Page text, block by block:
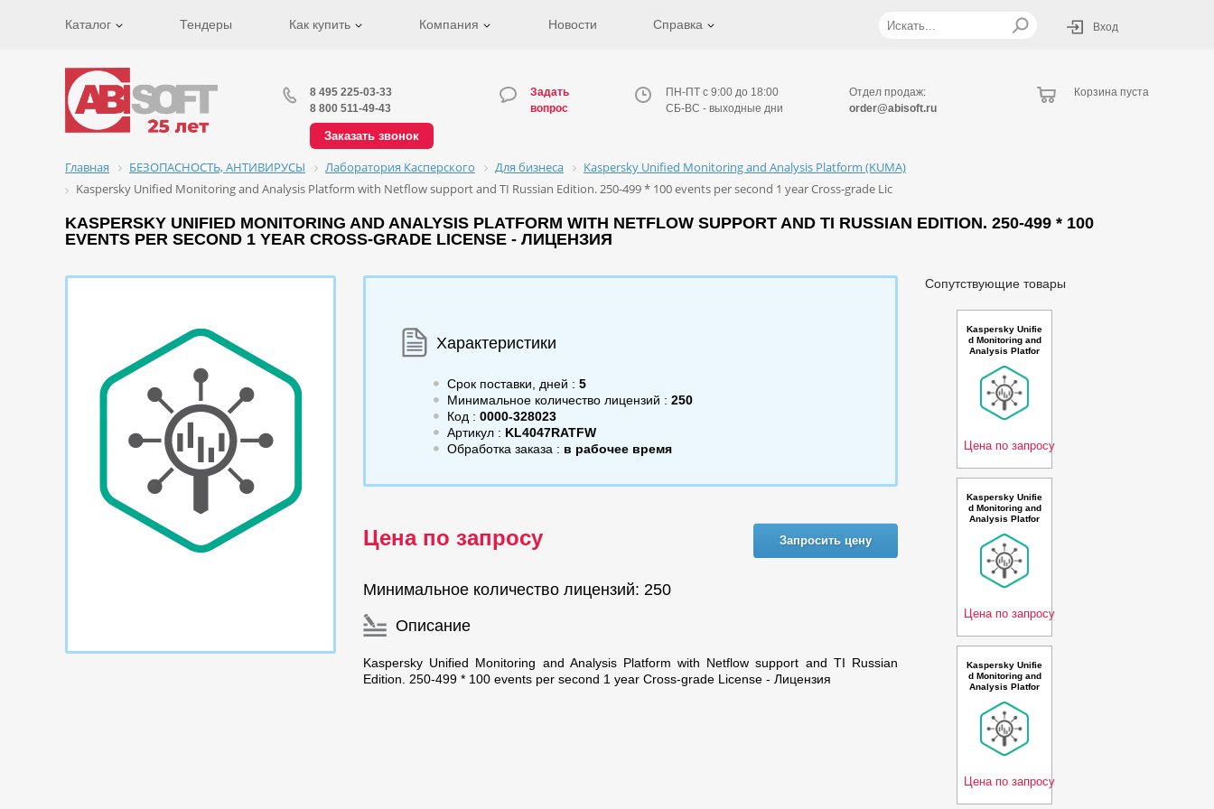
Каталог Тендеры Как купить Компания Новости Справка Вход
8 495 225-03-33
8 800 511-49-43
Заказать звонок
Задать
вопрос
ПН-ПТ с 9:00 до 18:00
СБ-ВС - выходные дни
Отдел продаж:
order@abisoft.ru
Корзина пуста
Главная БЕЗОПАСНОСТЬ, АНТИВИРУСЫ Лаборатория Касперского Для бизнеса
Kaspersky Unified Monitoring and Analysis Platform (KUMA)
Kaspersky Unified Monitoring and Analysis Platform with Netflow support and TI Russian Edition. 250-499 * 100 events per second 1 year Cross-grade Lic
KASPERSKY UNIFIED MONITORING AND ANALYSIS PLATFORM WITH NETFLOW SUPPORT AND TI RUSSIAN EDITION. 250-499 * 100
EVENTS PER SECOND 1 YEAR CROSS-GRADE LICENSE - ЛИЦЕНЗИЯ
Характеристики
Срок поставки, дней : 5
Минимальное количество лицензий : 250
Код : 0000-328023
Артикул : KL4047RATFW
Обработка заказа : в рабочее время
Цена по запросу Запросить цену
Минимальное количество лицензий: 250
Описание
Kaspersky Unified Monitoring and Analysis Platform with Netflow support and TI Russian
Edition. 250-499 * 100 events per second 1 year Cross-grade License - Лицензия
Сопутствующие товары
Kaspersky Unifie
d Monitoring and
Analysis Platfor
n Edition. 250-49
9 * 100 events p
er second 2 year
Renewal Premiu
m License - Лиц
Цена по запросу
Kaspersky Unifie
d Monitoring and
Analysis Platfor
ompatible and AI
Russian Edition.
100-149 * 100 ev
ents per second
2 year Renewal
Цена по запросу
Kaspersky Unifie
d Monitoring and
Analysis Platfor
mpatible with TI
and AI Russian E
dition. 150-249 *
100 events per s
econd 3 year Re
Цена по запросу